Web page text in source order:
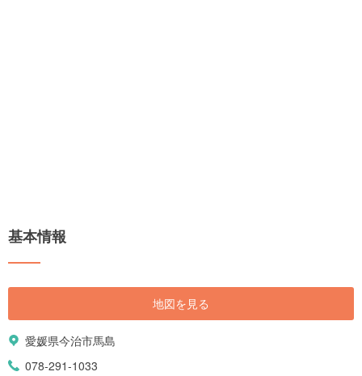
基本情報
地図を見る
愛媛県今治市馬島
078-291-1033